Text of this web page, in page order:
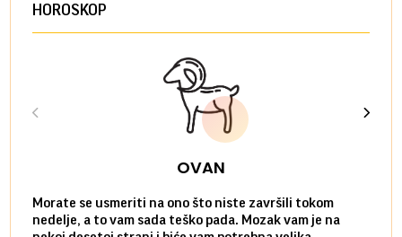
HOROSKOP
OVAN
Morate se usmeriti na ono što niste završili tokom
nedelje, a to vam sada teško pada. Mozak vam je na